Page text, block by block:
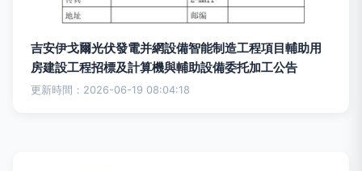
吉安伊戈爾光伏發電并網設備智能制造工程項目輔助用
房建設工程招標及計算機與輔助設備委托加工公告
更新時間：2026-06-19 08:04:18